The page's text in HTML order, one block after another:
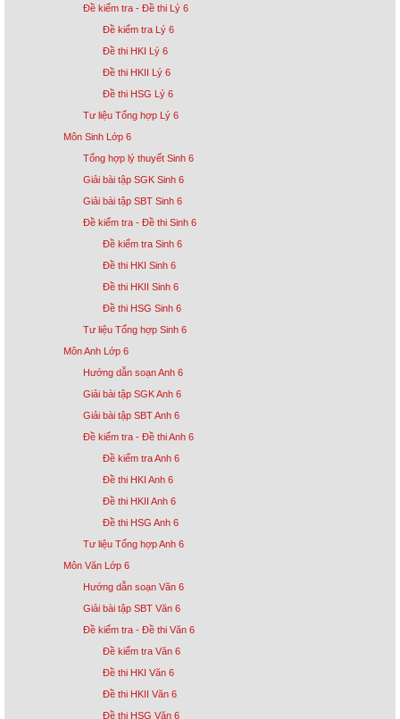
Đề kiểm tra - Đề thi Lý 6
Đề kiểm tra Lý 6
Đề thi HKI Lý 6
Đề thi HKII Lý 6
Đề thi HSG Lý 6
Tư liệu Tổng hợp Lý 6
Môn Sinh Lớp 6
Tổng hợp lý thuyết Sinh 6
Giải bài tập SGK Sinh 6
Giải bài tập SBT Sinh 6
Đề kiểm tra - Đề thi Sinh 6
Đề kiểm tra Sinh 6
Đề thi HKI Sinh 6
Đề thi HKII Sinh 6
Đề thi HSG Sinh 6
Tư liệu Tổng hợp Sinh 6
Môn Anh Lớp 6
Hướng dẫn soạn Anh 6
Giải bài tập SGK Anh 6
Giải bài tập SBT Anh 6
Đề kiểm tra - Đề thi Anh 6
Đề kiểm tra Anh 6
Đề thi HKI Anh 6
Đề thi HKII Anh 6
Đề thi HSG Anh 6
Tư liệu Tổng hợp Anh 6
Môn Văn Lớp 6
Hướng dẫn soạn Văn 6
Giải bài tập SBT Văn 6
Đề kiểm tra - Đề thi Văn 6
Đề kiểm tra Văn 6
Đề thi HKI Văn 6
Đề thi HKII Văn 6
Đề thi HSG Văn 6